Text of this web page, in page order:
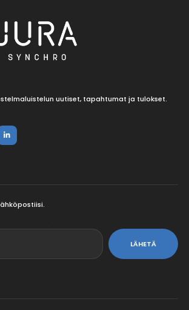
uutiset, tapahtumat ja tulokset.
LÄHETÄ